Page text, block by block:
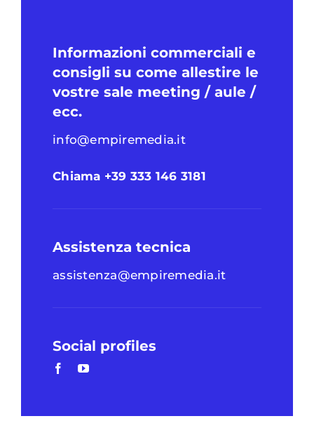
Informazioni commerciali e
consigli su come allestire le
vostre sale meeting / aule /
ecc.
info@empiremedia.it
Chiama +39 333 146 3181
Assistenza tecnica
assistenza@empiremedia.it
Social profiles